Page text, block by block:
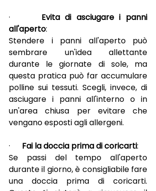
· Evita di asciugare i panni
all'aperto:
Stendere i panni all'aperto può
sembrare un'idea allettante
durante le giornate di sole, ma
questa pratica può far accumulare
polline sui tessuti. Scegli, invece, di
asciugare i panni all'interno o in
un'area chiusa per evitare che
vengano esposti agli allergeni.
· Fai la doccia prima di coricarti:
Se passi del tempo all'aperto
durante il giorno, è consigliabile fare
una doccia prima di coricarti.